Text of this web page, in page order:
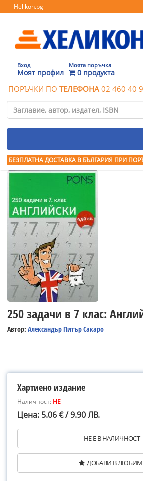
Helikon.bg
Вход
Моят профил
Моята поръчка
0 продукта
ПОРЪЧКИ ПО ТЕЛЕФОНА 02 460 40
БЕЗПЛАТНА ДОСТАВКА В БЪЛГАРИЯ ПРИ
250 задачи в 7 клас:
Автор: Александър Питър Сакаро
Хартиено издание
Наличност: НЕ
Цена: 5.06 € / 9.90 ЛВ.
НЕ Е В НАЛИЧНОСТ
ДОБАВИ В